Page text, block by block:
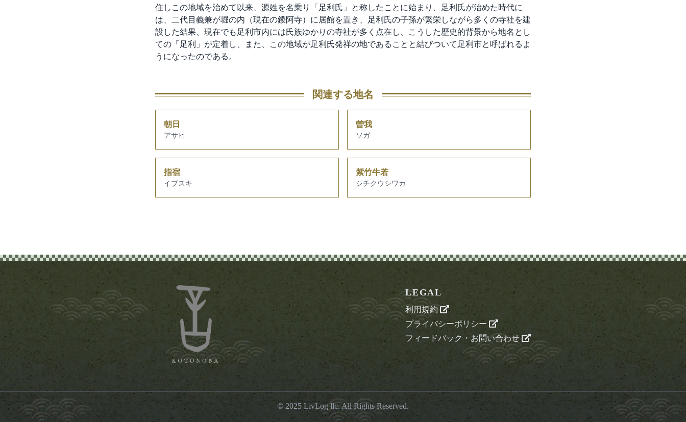
住しこの地域を治めて以来、源姓を名乗り「足利氏」と称したことに始まり、足利氏が治めた時代に
は、二代目義兼が堀の内（現在の鑁阿寺）に居館を置き、足利氏の子孫が繁栄しながら多くの寺社を建
設した結果、現在でも足利市内には氏族ゆかりの寺社が多く点在し、こうした歴史的背景から地名とし
ての「足利」が定着し、また、この地域が足利氏発祥の地であることと結びついて足利市と呼ばれるよ
うになったのである。
関連する地名
朝日
アサヒ
曽我
ソガ
指宿
イブスキ
紫竹牛若
シチクウシワカ
LEGAL
利用規約
プライバシーポリシー
フィードバック・お問い合わせ
© 2025 LivLog llc. All Rights Reserved.